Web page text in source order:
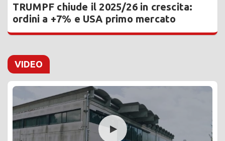
TRUMPF chiude il 2025/26 in crescita:
ordini a +7% e USA primo mercato
VIDEO